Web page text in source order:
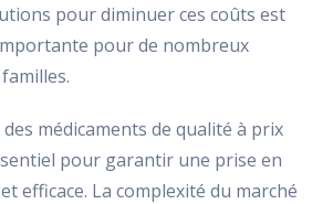
pour diminuer ces coûts est
pour de nombreux
des médicaments de qualité à prix
pour garantir une prise en
efficace. La complexité du marché